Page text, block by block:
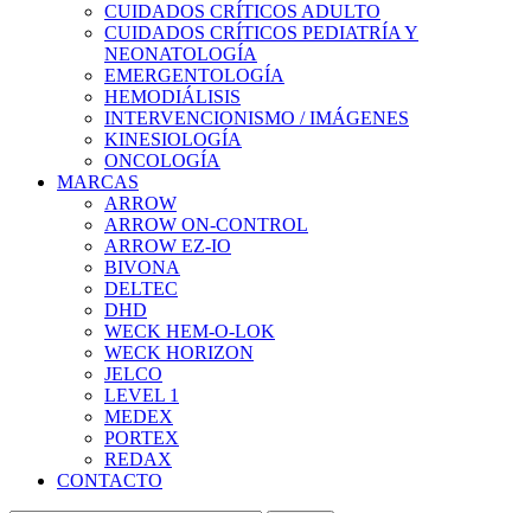
CUIDADOS CRÍTICOS ADULTO
CUIDADOS CRÍTICOS PEDIATRÍA Y
NEONATOLOGÍA
EMERGENTOLOGÍA
HEMODIÁLISIS
INTERVENCIONISMO / IMÁGENES
KINESIOLOGÍA
ONCOLOGÍA
MARCAS
ARROW
ARROW ON-CONTROL
ARROW EZ-IO
BIVONA
DELTEC
DHD
WECK HEM-O-LOK
WECK HORIZON
JELCO
LEVEL 1
MEDEX
PORTEX
REDAX
CONTACTO